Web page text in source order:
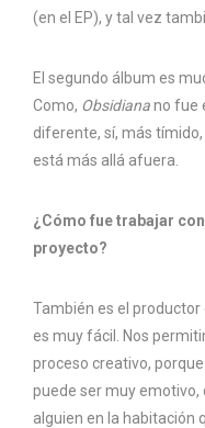
(en el EP), y tal vez
El segundo álbum es
Como, Obsidianano fue
diferente, sí, más
está más allá afuera.
¿Cómo fue trabajar
proyecto?
También es el productor
es muy fácil. Nos
proceso creativo,
puede ser muy emotivo,
alguien en la habitación